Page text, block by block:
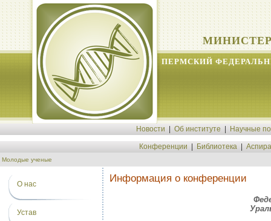
ПЕРМСКИЙ
Новости Об институте Научные
Конференции Библиотека
Молодые ученые
О нас
Устав
Информация о конференции